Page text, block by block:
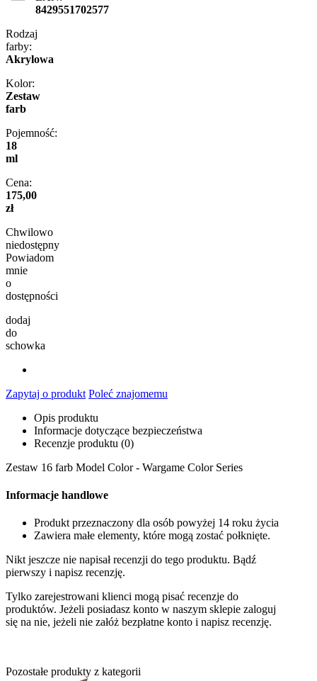
8429551702577
Rodzaj
farby:
Akrylowa
Kolor:
Zestaw
farb
Pojemność:
18
ml
Cena:
175,00
zł
Chwilowo
niedostępny
Powiadom
mnie
o
dostępności
dodaj
do
schowka
Zapytaj o produkt Poleć znajomemu
Opis produktu
Informacje dotyczące bezpieczeństwa
Recenzje produktu (0)
Zestaw 16 farb Model Color - Wargame Color Series
Informacje handlowe
Produkt przeznaczony dla osób powyżej 14 roku życia
Zawiera małe elementy, które mogą zostać połknięte.
Nikt jeszcze nie napisał recenzji do tego produktu. Bądź
pierwszy i napisz recenzję.
Tylko zarejestrowani klienci mogą pisać recenzje do
produktów. Jeżeli posiadasz konto w naszym sklepie zaloguj
się na nie, jeżeli nie załóż bezpłatne konto i napisz recenzję.
Pozostałe produkty z kategorii